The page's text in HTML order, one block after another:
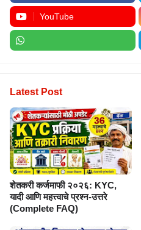
YouTube
शेतकरी कर्जमाफी २०२६: KYC,
यादी आणि महत्त्वाचे प्रश्न-उत्तरे
(Complete FAQ)